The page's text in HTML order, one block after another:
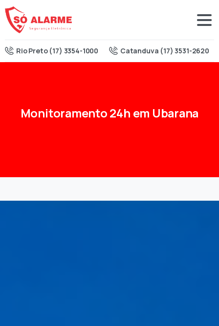
Rio Preto (17) 3354-1000 Catanduva (17) 3531-2620
Monitoramento24h em Ubarana